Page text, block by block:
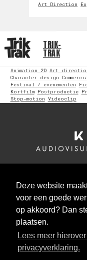
Deze website
voor een goede
op akkoord? Dan
plaatsen.
Lees meer
privacyverklaring.
Art Direction
TRIK-
TRAK
Animation 2D Art
Character design
Festival / evenementen
Kortfilm Postproductie
Stop-motion Videoclip
MELD JE NU
Colofon